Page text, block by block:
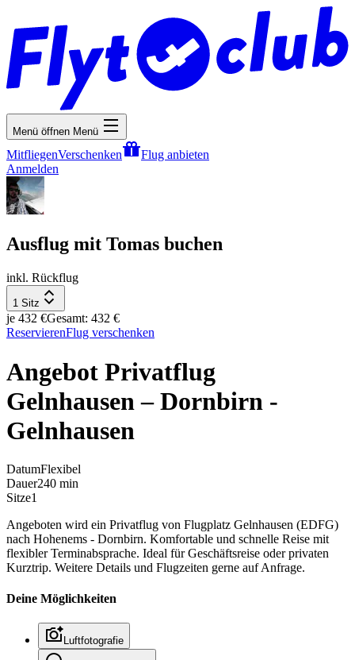
Menü öffnen Menü
MitfliegenVerschenken
Flug anbieten
Anmelden
Ausflug mit Tomas buchen
inkl. Rückflug
1 Sitz
je 432 €Gesamt: 432 €
ReservierenFlug verschenken
Angebot Privatflug
Gelnhausen – Dornbirn -
Gelnhausen
DatumFlexibel
Dauer240 min
Sitze1
Angeboten wird ein Privatflug von Flugplatz Gelnhausen (EDFG)
nach Hohenems - Dornbirn. Komfortable und schnelle Reise mit
flexibler Terminabsprache. Ideal für Geschäftsreise oder privaten
Kurztrip. Weitere Details und Flugzeiten gerne auf Anfrage.
Deine Möglichkeiten
Luftfotografie